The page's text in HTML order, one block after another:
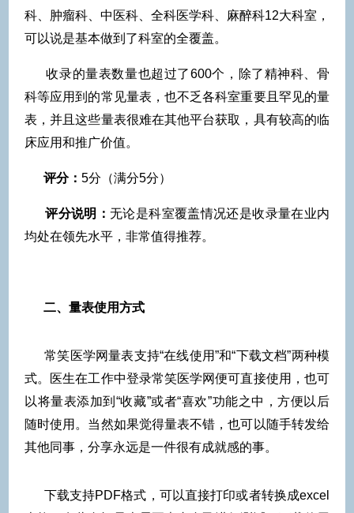
科、肿瘤科、中医科、全科医学科、麻醉科12大科室，
可以说是基本做到了科室的全覆盖。
收录的量表数量也超过了600个，除了精神科、骨
科等应用到的常见量表，也不乏各科室重要且罕见的量
表，并且这些量表很难在其他平台获取，具有较高的临
床应用和推广价值。
评分： 5分（满分5分）
评分说明：无论是科室覆盖情况还是收录量在业内
均处在领先水平，非常值得推荐。
二、量表使用方式
常笑医学网量表支持“在线使用”和“下载文档”两种模
式。医生在工作中登录常笑医学网便可直接使用，也可
以将量表添加到“收藏”或者“喜欢”功能之中，方便以后
随时使用。当然如果觉得量表不错，也可以随手转发给
其他同事，分享永远是一件很有成就感的事。
下载支持PDF格式，可以直接打印或者转换成excel